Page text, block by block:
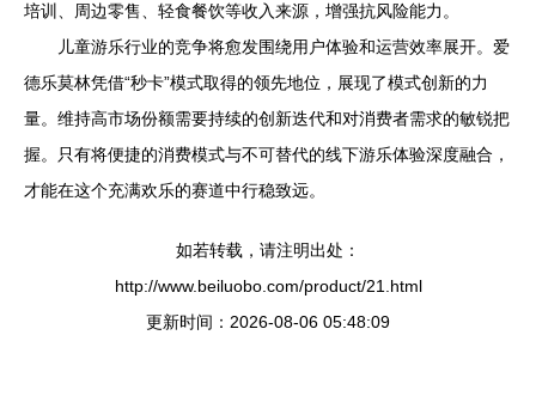
培训、周边零售、轻食餐饮等收入来源，增强抗风险能力。
儿童游乐行业的竞争将愈发围绕用户体验和运营效率展开。爱
德乐莫林凭借“秒卡”模式取得的领先地位，展现了模式创新的力
量。维持高市场份额需要持续的创新迭代和对消费者需求的敏锐把
握。只有将便捷的消费模式与不可替代的线下游乐体验深度融合，
才能在这个充满欢乐的赛道中行稳致远。
如若转载，请注明出处：
http://www.beiluobo.com/product/21.html
更新时间：2026-08-06 05:48:09